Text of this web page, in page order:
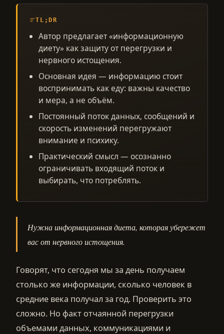
TL;DR
Автор предлагает «информационную
диету» как защиту от перегрузки и
нервного истощения.
Основная идея — информацию стоит
воспринимать как еду: важны качество
и мера, а не объём.
Постоянный поток данных, сообщений и
скорость изменений перегружают
внимание и психику.
Практический смысл — осознанно
ограничивать входящий поток и
выбирать, что потреблять.
Нужна информационная диета, которая убережет
вас от нервного истощения.
Говорят, что сегодня мы за день получаем
столько же информации, сколько человек в
средние века получал за год. Проверить это
сложно. Но факт отчаянной перегрузки
объемами данных, коммуникациями и